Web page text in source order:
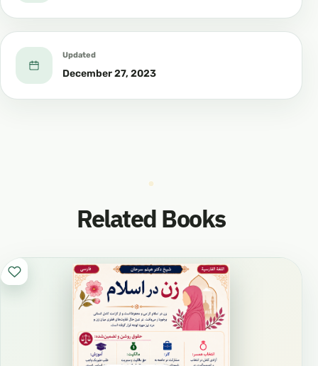
Updated
December 27, 2023
Related Books